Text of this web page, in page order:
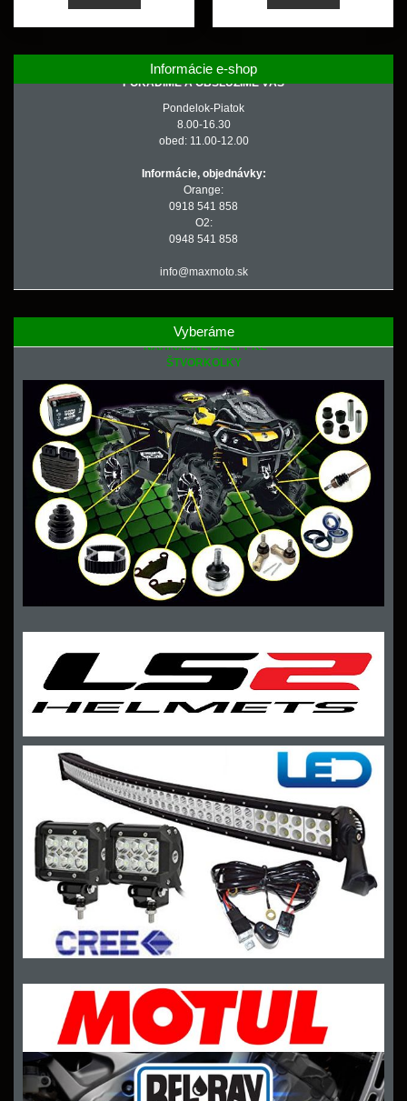
Informácie e-shop
PORADÍME A OBSLÚŽIME VÁS
Pondelok-Piatok
8.00-16.30
obed: 11.00-12.00
Informácie, objednávky:
Orange:
0918 541 858
O2:
0948 541 858
info@maxmoto.sk
Vyberáme
NÁHRADNÉ DIELY PRE
ŠTVORKOLKY